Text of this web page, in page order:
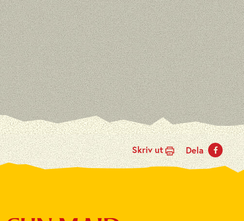
Skriv ut Dela